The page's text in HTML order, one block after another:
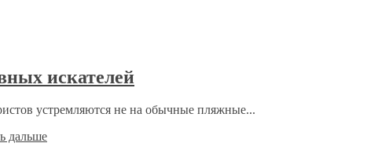
искателей
устремляются не на обычные пляжные...
дальше